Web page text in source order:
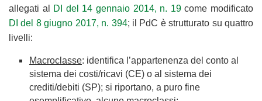
allegati al
DI del 14 gennaio 2014, n. 19come modificato
DI del 8 giugno 2017, n. 394; il PdC è strutturato su quattro
livelli:
Macroclasse: identifica l’appartenenza del conto al
sistema dei costi/ricavi (CE) o al sistema dei
crediti/debiti (SP); si riportano, a puro fine